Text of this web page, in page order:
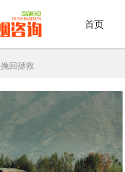
首页
挽回拯救